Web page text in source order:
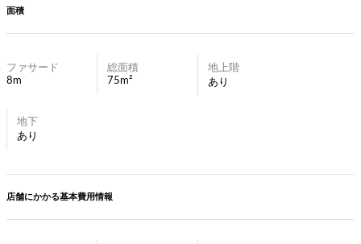
面積
ファサード
8m
総面積
75m²
地上階
あり
地下
あり
店舗にかかる基本費用情報